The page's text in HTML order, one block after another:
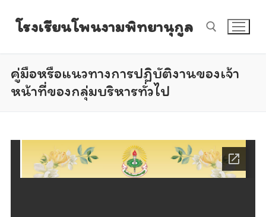
โรงเรียนโพนงามพิทยานุกูล
Search for:
คู่มือหรือแนวทางการปฏิบัติงานของเจ้า
หน้าที่ของกลุ่มบริหารทั่วไป